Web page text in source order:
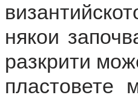
някои
разкрити
пластовете